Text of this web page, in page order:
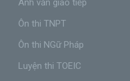
Anh văn giao tiếp
Ôn thi TNPT
Ôn thi NGữ Pháp
Luyện thi TOEIC